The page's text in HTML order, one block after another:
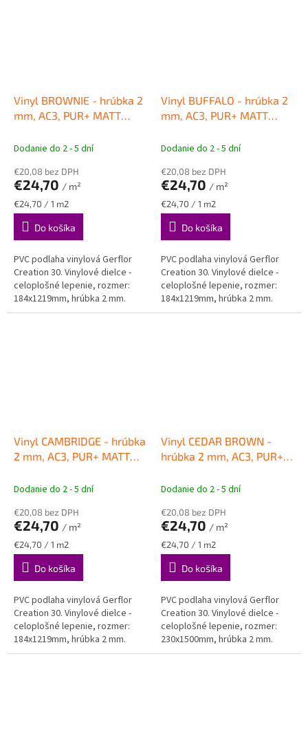
Vinyl BROWNIE - hrúbka 2
mm, AC3, PUR+ MATT
Gerflor
Dodanie do 2 - 5 dní
€20,08 bez DPH
€24,70 / m²
Jednotková
cena:
€24,70 / 1 m2
Do košíka
PVC podlaha vinylová Gerflor
Creation 30. Vinylové dielce -
celoplošné lepenie, rozmer:
184x1219mm, hrúbka 2 mm.
Vinyl BUFFALO - hrúbka 2
mm, AC3, PUR+ MATT
Gerflor
Dodanie do 2 - 5 dní
€20,08 bez DPH
€24,70 / m²
Jednotková
cena:
€24,70 / 1 m2
Do košíka
PVC podlaha vinylová Gerflor
Creation 30. Vinylové dielce -
celoplošné lepenie, rozmer:
184x1219mm, hrúbka 2 mm.
Vinyl CAMBRIDGE - hrúbka
2 mm, AC3, PUR+ MATT
Gerflor
Dodanie do 2 - 5 dní
€20,08 bez DPH
€24,70 / m²
Jednotková
cena:
€24,70 / 1 m2
Do košíka
PVC podlaha vinylová Gerflor
Creation 30. Vinylové dielce -
celoplošné lepenie, rozmer:
184x1219mm, hrúbka 2 mm.
Vinyl CEDAR BROWN -
hrúbka 2 mm, AC3, PUR+
Gerflor
Dodanie do 2 - 5 dní
€20,08 bez DPH
€24,70 / m²
Jednotková
cena:
€24,70 / 1 m2
Do košíka
PVC podlaha vinylová Gerflor
Creation 30. Vinylové dielce -
celoplošné lepenie, rozmer:
230x1500mm, hrúbka 2 mm.